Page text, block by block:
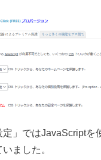
」ではJavaScriptを
ました。